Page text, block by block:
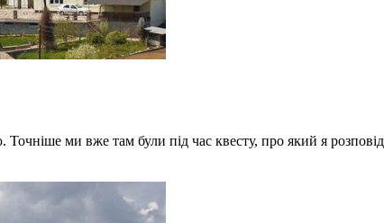
ми вже там були під час квесту, про який я